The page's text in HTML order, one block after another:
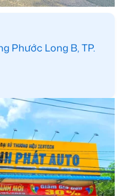
Phước Long B, TP.